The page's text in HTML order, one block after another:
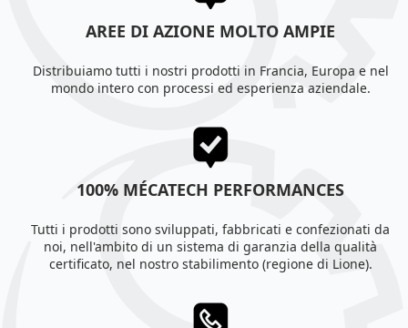
AREE DI AZIONE MOLTO AMPIE
Distribuiamo tutti i nostri prodotti in Francia, Europa e nel
mondo intero con processi ed esperienza aziendale.
100% MÉCATECH PERFORMANCES
Tutti i prodotti sono sviluppati, fabbricati e confezionati da
noi, nell'ambito di un sistema di garanzia della qualità
certificato, nel nostro stabilimento (regione di Lione).